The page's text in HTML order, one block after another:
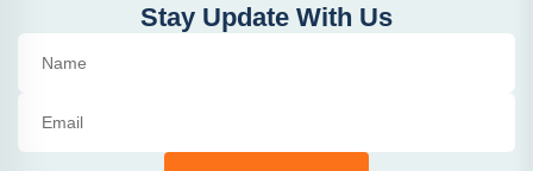
Stay Update With Us